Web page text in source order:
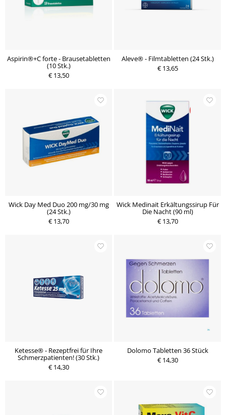
Aspirin®+C forte - Brausetabletten
(10 Stk.)
€ 13,50
Aleve® - Filmtabletten (24 Stk.)
€ 13,65
Wick Day Med Duo 200 mg/30 mg
(24 Stk.)
€ 13,70
Wick Medinait Erkältungssirup Für
Die Nacht (90 ml)
€ 13,70
Ketesse® - Rezeptfrei für Ihre
Schmerzpatienten! (30 Stk.)
€ 14,30
Dolomo Tabletten 36 Stück
€ 14,30